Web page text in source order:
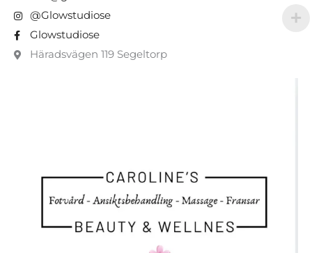
@Glowstudiose
Glowstudiose
Häradsvägen 119 Segeltorp